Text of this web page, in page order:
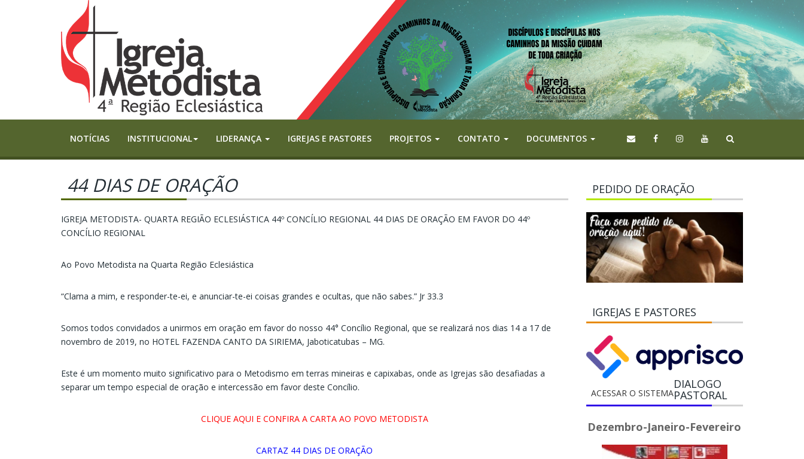
NOTÍCIAS INSTITUCIONAL LIDERANÇA IGREJAS E PASTORES PROJETOS CONTATO DOCUMENTOS
44 DIAS DE ORAÇÃO
IGREJA METODISTA- QUARTA REGIÃO ECLESIÁSTICA 44º CONCÍLIO REGIONAL 44 DIAS DE ORAÇÃO EM FAVOR DO 44º
CONCÍLIO REGIONAL
Ao Povo Metodista na Quarta Região Eclesiástica
“Clama a mim, e responder-te-ei, e anunciar-te-ei coisas grandes e ocultas, que não sabes.” Jr 33.3
Somos todos convidados a unirmos em oração em favor do nosso 44° Concílio Regional, que se realizará nos dias 14 a 17 de
novembro de 2019, no HOTEL FAZENDA CANTO DA SIRIEMA, Jaboticatubas – MG.
Este é um momento muito significativo para o Metodismo em terras mineiras e capixabas, onde as Igrejas são desafiadas a
separar um tempo especial de oração e intercessão em favor deste Concílio.
CLIQUE AQUI E CONFIRA A CARTA AO POVO METODISTA
CARTAZ 44 DIAS DE ORAÇÃO
PEDIDO DE ORAÇÃO
IGREJAS E PASTORES
ACESSAR O SISTEMA
DIALOGO
PASTORAL
Dezembro-Janeiro-Fevereiro